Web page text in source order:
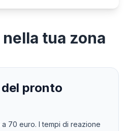
nella tua zona
pronto
a 70 euro. I tempi di reazione